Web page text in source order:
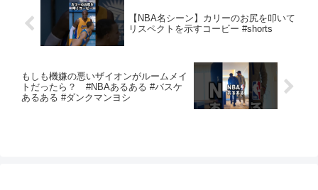
【NBA名シーン】カリーのお尻を叩いて
リスペクトを示すコービー #shorts
もしも機嫌の悪いザイオンがルームメイ
トだったら？ #NBAあるある #バスケ
あるある #ダンクマンヨシ